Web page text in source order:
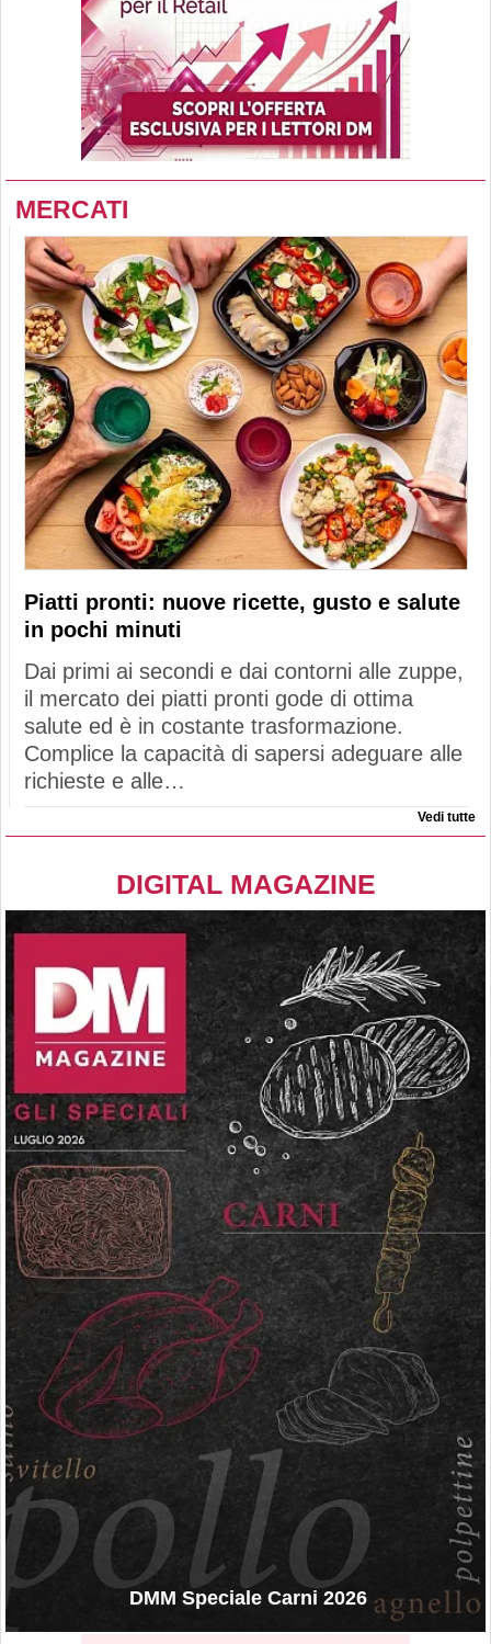
MERCATI
Piatti pronti: nuove ricette, gusto e salute
in pochi minuti
Dai primi ai secondi e dai contorni alle zuppe,
il mercato dei piatti pronti gode di ottima
salute ed è in costante trasformazione.
Complice la capacità di sapersi adeguare alle
richieste e alle…
Vedi tutte
DIGITAL MAGAZINE
DMM Speciale Carni 2026